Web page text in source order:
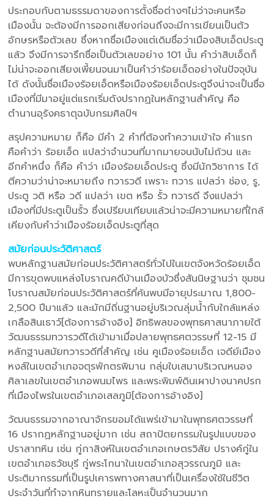
ประกอบกับตามธรรมดาของการตั้งชื่อต่างๆไม่ว่าจะคนหรือ
เมืองนั้น จะต้องมีการออกเสียงก่อนถึงจะมีการเขียนเป็นตัว
อักษรหรือตัวเลข ซึ่งหากชื่อเมืองแต่เดิมชื่อว่าเมืองสิบเอ็ดประตู
แล้ว จึงมีการจารึกชื่อเป็นตัวเลขอย่าง 101 นั้น คำว่าสิบเอ็ดก็
ไม่น่าจะออกเสียงเพี้ยนจนมาเป็นคำว่าร้อยเอ็ดอย่างในปัจจุบัน
ได้ ดังนั้นชื่อเมืองร้อยเอ็ดหรือเมืองร้อยเอ็ดประตูจึงน่าจะเป็นชื่อ
เมืองที่มีมาอยู่แต่แรกเริ่มดังปรากฏในหลักฐานสำคัญ คือ
ตำนานอุรังคธาตุฉบับกรมศิลป์ฯ
สรุปความหมาย ก็คือ มีคำ 2 คำที่ต้องทำความเข้าใจ คำแรก
คือคำว่า ร้อยเอ็ด แปลว่าจำนวนที่มากมายจนนับไม่ถ้วน และ
อีกคำหนึ่ง ก็คือ คำว่า เมืองร้อยเอ็ดประตู ซึ่งมีนักวิชาการ ได้
ตีความว่าน่าจะหมายถึง ทวารวดี เพราะ ทวาร แปลว่า ช่อง, รู,
ประตู วติ หรือ วดี แปลว่า เขต หรือ รั้ว ทวารดี จึงแปลว่า
เมืองที่มีประตูเป็นรั้ว ซึ่งเปรียบเทียบแล้วน่าจะมีความหมายที่ใกล้
เคียงกับคำว่าเมืองร้อยเอ็ดประตูที่สุด
สมัยก่อนประวัติศาสตร์
พบหลักฐานสมัยก่อนประวัติศาสตร์ทั่วไปในเขตจังหวัดร้อยเอ็ด
มีการขุดพบแหล่งโบราณคดีบ้านเมืองบัวซึ่งสันนิษฐานว่า ชุมชน
โบราณสมัยก่อนประวัติศาสตร์ที่ค้นพบมีอายุประมาณ 1,800-
2,500 ปีมาแล้ว และมักมีถิ่นฐานอยู่บริเวณลุ่มน้ำกับใกล้แหล่ง
เกลือสินเธาว์[ต้องการอ้างอิง] อิทธิพลของพุทธศาสนาภายใต้
วัฒนธรรมทวารวดีได้เข้ามาเมื่อปลายพุทธศตวรรษที่ 12-15 มี
หลักฐานสมัยทวารวดีที่สำคัญ เช่น คูเมืองร้อยเอ็ด เจดีย์เมือง
หงส์ในเขตอำเภอจตุรพักตรพิมาน กลุ่มใบเสมาบริเวณหนอง
ศิลาเลขในเขตอำเภอพนมไพร และพระพิมพ์ดินเผาปางนาคปรก
ที่เมืองไพรในเขตอำเภอเสลภูมิ[ต้องการอ้างอิง]
วัฒนธรรมจากอาณาจักรขอมได้แพร่เข้ามาในพุทธศตวรรษที่
16 ปรากฏหลักฐานอยู่มาก เช่น สถาปัตยกรรมในรูปแบบของ
ปราสาทหิน เช่น กู่กาสิงห์ในเขตอำเภอเกษตรวิสัย ปรางค์กู่ใน
เขตอำเภอธวัชบุรี กู่พระโกนาในเขตอำเภอสุวรรณภูมิ และ
ประติมากรรมที่เป็นรูปเคารพทางศาสนาที่เป็นเครื่องใช้ในชีวิต
ประจำวันที่ทำจากหินทรายและโลหะเป็นจำนวนมาก